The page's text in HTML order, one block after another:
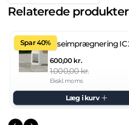
Relaterede produkter
Spar 40%
600,00 kr.
1.000,00 kr.
Ekskl. moms
Læg i kurv